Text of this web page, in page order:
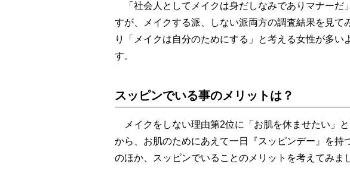
「社会人としてメイクは身だしなみでありマナーだ
すが、メイクする派、しない派両方の調査結果を見て
り「メイクは自分のためにする」と考える女性が多い
す。
スッピンでいる事のメリットは？
メイクをしない理由第2位に「お肌を休ませたい」
から、お肌のためにあえて一日『スッピンデー』を持
のほか、スッピンでいることのメリットを考えてみま